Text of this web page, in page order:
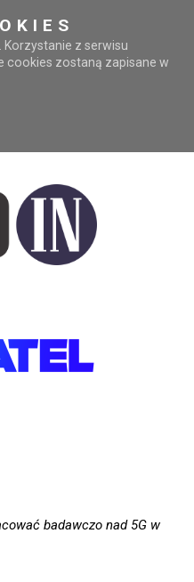
z serwisu
cookies zostaną zapisane w
badawczo nad 5G w